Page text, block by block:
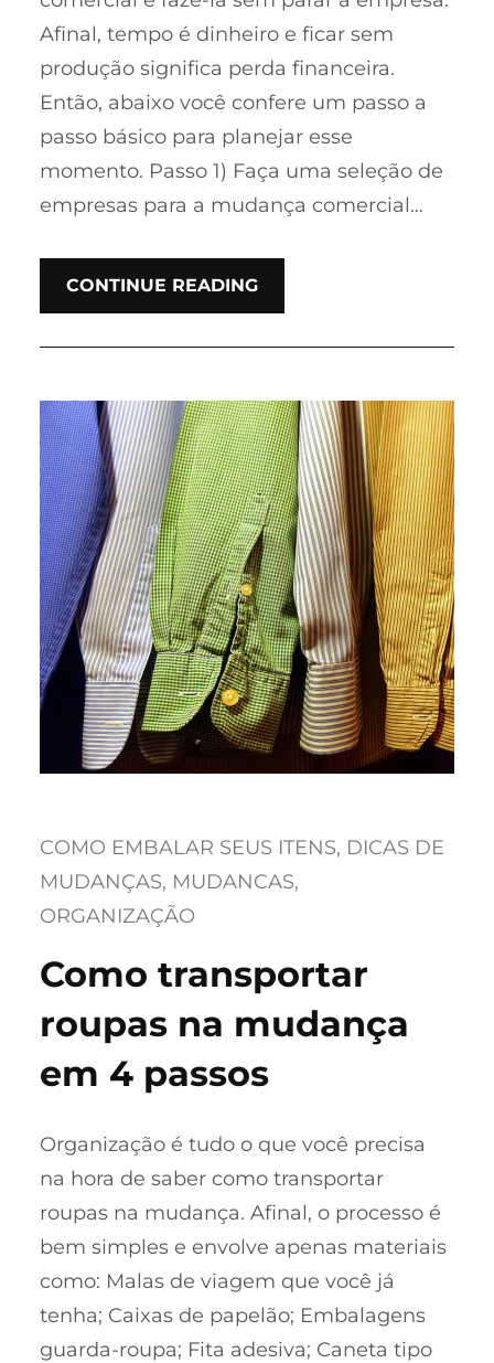
Afinal, tempo é dinheiro e ficar sem
produção significa perda financeira.
Então, abaixo você confere um passo a
passo básico para planejar esse
momento. Passo 1) Faça uma seleção de
empresas para a mudança comercial…
CONTINUE READING
COMO EMBALAR SEUS ITENS, DICAS DE
MUDANÇAS, MUDANCAS
ORGANIZAÇÃO
Como transportar
roupas na mudança
em 4 passos
Organização é tudo o que você precisa
na hora de saber como transportar
roupas na mudança. Afinal, o processo é
bem simples e envolve apenas materiais
como: Malas de viagem que você já
tenha; Caixas de papelão; Embalagens
guarda-roupa; Fita adesiva; Caneta tipo